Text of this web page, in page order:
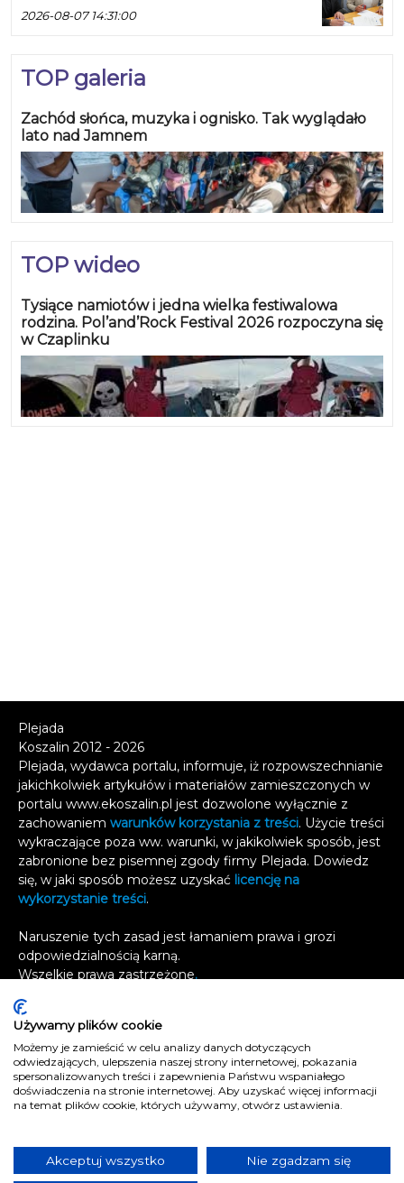
2026-08-07 14:31:00
TOP galeria
Zachód słońca, muzyka i ognisko. Tak wyglądało
lato nad Jamnem
TOP wideo
Tysiące namiotów i jedna wielka festiwalowa
rodzina. Pol’and’Rock Festival 2026 rozpoczyna się
w Czaplinku
Plejada
Koszalin 2012 - 2026
Plejada, wydawca portalu, informuje, iż rozpowszechnianie
jakichkolwiek artykułów i materiałów zamieszczonych w
portalu www.ekoszalin.pl jest dozwolone wyłącznie z
zachowaniem warunków korzystania z treści. Użycie treści
wykraczające poza ww. warunki, w jakikolwiek sposób, jest
zabronione bez pisemnej zgody firmy Plejada. Dowiedz
się, w jaki sposób możesz uzyskać licencję na
wykorzystanie treści.
Naruszenie tych zasad jest łamaniem prawa i grozi
odpowiedzialnością karną.
Wszelkie prawa zastrzeżone.
Reklama
Kontakt
Polityka prywatności
ekoszalin.pl
Używamy plików cookie
Możemy je zamieścić w celu analizy danych dotyczących
odwiedzających, ulepszenia naszej strony internetowej, pokazania
spersonalizowanych treści i zapewnienia Państwu wspaniałego
doświadczenia na stronie internetowej. Aby uzyskać więcej informacji
na temat plików cookie, których używamy, otwórz ustawienia.
Akceptuj wszystko Nie zgadzam się